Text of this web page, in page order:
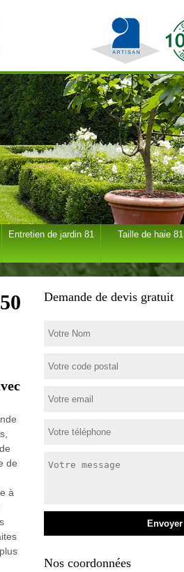
Entretien de jardin 81 Taille de haie 81
de
à
Demande de devis gratuit
Nos coordonnées